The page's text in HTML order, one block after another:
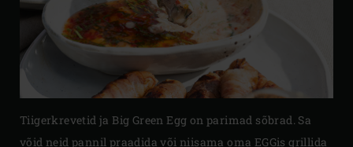
Tiigerkrevetid ja Big Green Egg on parimad sõbrad. Sa
võid neid pannil praadida või niisama oma EGGis grillida